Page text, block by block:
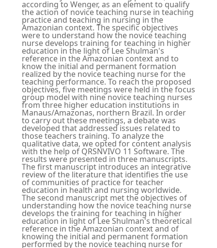
according to Wenger, as an element to qualify
the action of novice teaching nurse in teaching
practice and teaching in nursing in the
Amazonian context. The specific objectives
were to understand how the novice teaching
nurse develops training for teaching in higher
education in the light of Lee Shulman's
reference in the Amazonian context and to
know the initial and permanent formation
realized by the novice teaching nurse for the
teaching performance. To reach the proposed
objectives, five meetings were held in the focus
group model with nine novice teaching nurses
from three higher education institutions in
Manaus/Amazonas, northern Brazil. In order
to carry out these meetings, a debate was
developed that addressed issues related to
those teachers training. To analyze the
qualitative data, we opted for content analysis
with the help of QRSNVIVO 11 Software. The
results were presented in three manuscripts.
The first manuscript introduces an integrative
review of the literature that identifies the use
of communities of practice for teacher
education in health and nursing worldwide.
The second manuscript met the objectives of
understanding how the novice teaching nurse
develops the training for teaching in higher
education in light of Lee Shulman's theoretical
reference in the Amazonian context and of
knowing the initial and permanent formation
performed by the novice teaching nurse for